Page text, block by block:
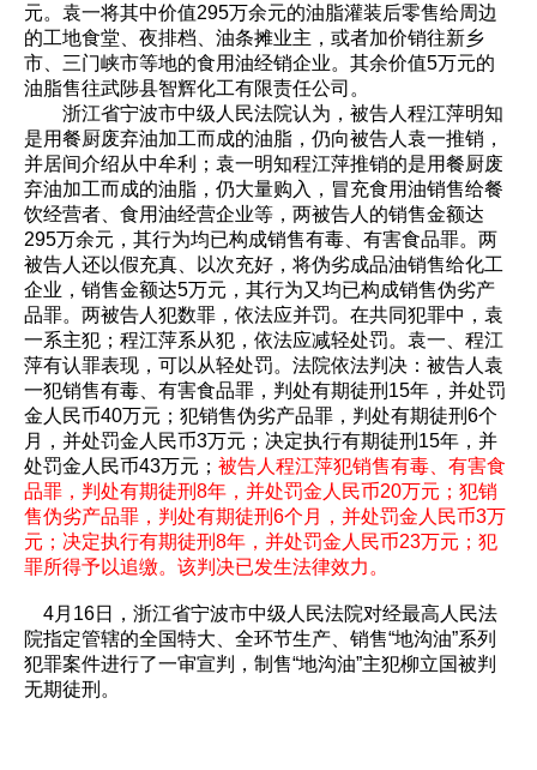
元。袁一将其中价值295万余元的油脂灌装后零售给周边
的工地食堂、夜排档、油条摊业主，或者加价销往新乡
市、三门峡市等地的食用油经销企业。其余价值5万元的
油脂售往武陟县智辉化工有限责任公司。
浙江省宁波市中级人民法院认为，被告人程江萍明知
是用餐厨废弃油加工而成的油脂，仍向被告人袁一推销，
并居间介绍从中牟利；袁一明知程江萍推销的是用餐厨废
弃油加工而成的油脂，仍大量购入，冒充食用油销售给餐
饮经营者、食用油经营企业等，两被告人的销售金额达
295万余元，其行为均已构成销售有毒、有害食品罪。两
被告人还以假充真、以次充好，将伪劣成品油销售给化工
企业，销售金额达5万元，其行为又均已构成销售伪劣产
品罪。两被告人犯数罪，依法应并罚。在共同犯罪中，袁
一系主犯；程江萍系从犯，依法应减轻处罚。袁一、程江
萍有认罪表现，可以从轻处罚。法院依法判决：被告人袁
一犯销售有毒、有害食品罪，判处有期徒刑15年，并处罚
金人民币40万元；犯销售伪劣产品罪，判处有期徒刑6个
月，并处罚金人民币3万元；决定执行有期徒刑15年，并
处罚金人民币43万元； 被告人程江萍犯销售有毒、有害食
品罪，判处有期徒刑8年，并处罚金人民币20万元；犯销
售伪劣产品罪，判处有期徒刑6个月，并处罚金人民币3万
元；决定执行有期徒刑8年，并处罚金人民币23万元；犯
罪所得予以追缴。该判决已发生法律效力。
4月16日，浙江省宁波市中级人民法院对经最高人民法
院指定管辖的全国特大、全环节生产、销售“地沟油”系列
犯罪案件进行了一审宣判，制售“地沟油”主犯柳立国被判
无期徒刑。